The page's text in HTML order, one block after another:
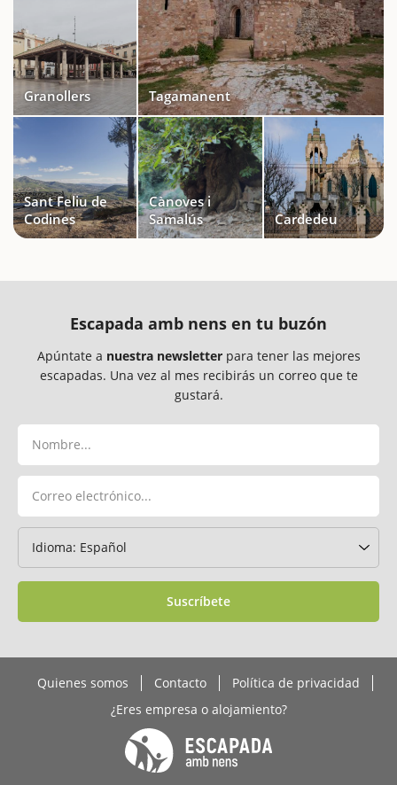
Granollers Tagamanent
Sant Feliu de
Codines
Cànoves i
Samalús
Cardedeu
Escapada amb nens en tu buzón
Apúntate a nuestra newsletterpara tener las mejores
escapadas. Una vez al mes recibirás un correo que te
gustará.
Suscríbete
Quienes somos Contacto
Política de privacidad
¿Eres empresa o alojamiento?